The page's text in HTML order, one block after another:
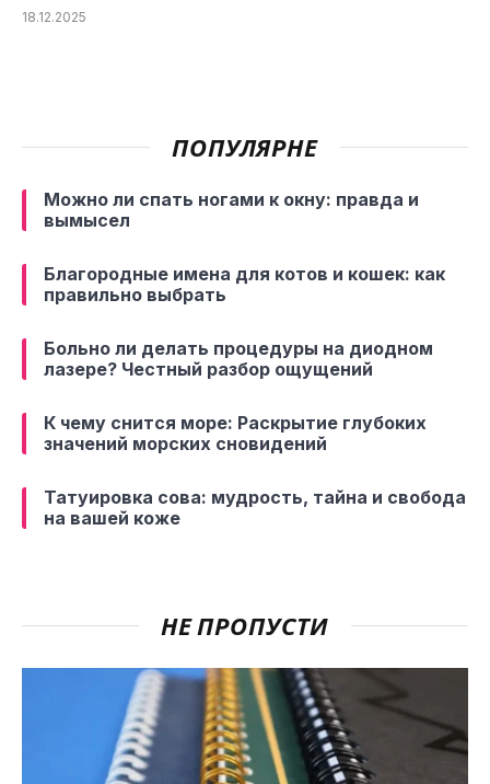
18.12.2025
ПОПУЛЯРНЕ
Можно ли спать ногами к окну: правда и
вымысел
Благородные имена для котов и кошек: как
правильно выбрать
Больно ли делать процедуры на диодном
лазере? Честный разбор ощущений
К чему снится море: Раскрытие глубоких
значений морских сновидений
Татуировка сова: мудрость, тайна и свобода
на вашей коже
НЕ ПРОПУСТИ